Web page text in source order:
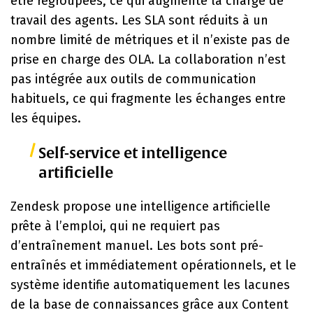
travail des agents. Les SLA sont réduits à un
nombre limité de métriques et il n’existe pas de
prise en charge des OLA. La collaboration n’est
pas intégrée aux outils de communication
habituels, ce qui fragmente les échanges entre
les équipes.
Self-service et intelligence
artificielle
Zendesk propose une intelligence artificielle
prête à l’emploi, qui ne requiert pas
d’entraînement manuel. Les bots sont pré-
entraînés et immédiatement opérationnels, et le
système identifie automatiquement les lacunes
de la base de connaissances grâce aux Content